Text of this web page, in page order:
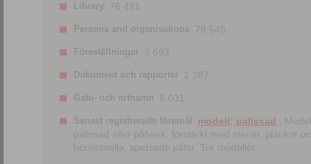
Library 76 491.
Persons and organisations 79 545.
Föreställningar 3 693.
Dokument och rapporter 2 387.
Gatu- och ortnamn 8 031.
Senast registrerade föremål modell; palissad
;
palissad eller pålverk, förstärkt med stenar, plankor
horisontella, spetsade pålar. Tre modeller.